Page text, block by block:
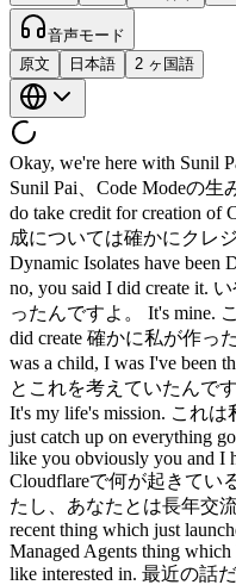
音声モード
原文
日本語 2 ヶ国語
Okay, we're here with Sunil
Sunil Pai、Code Modeの
do take credit for creation of
成については確かにクレ
Dynamic Isolates have
no, you said I did create it.
ったんですよ。 It's mine.
did create 確かに私が作っ
was a child, I was I've been
とこれを考えていたんで
It's my life's mission. これ
just catch up on everything
like you obviously you and I
Cloudflareで何が起きてい
たし、あなたとは長年交
recent thing which just
Managed Agents thing
like interested in. 最近の話